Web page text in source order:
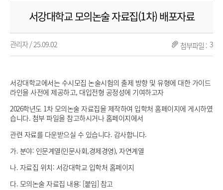
서강대학교 모의논술 자료집(1차) 배포자료
관리자 / 25.09.02 3
서강대학교에서는 수시모집 논술시험의 출제 방향 및 유형에 대한 가이드
라인을 사전에 제공하고, 대입전형 공정성에 기여하고자
2026학년도 1차 모의논술 자료집을 제작하여 입학처 홈페이지에 게시하였
습니다. 첨부 파일을 참고하시거나 홈페이지에서
관련 자료를 다운받으실 수 있습니다. 감사합니다.
가. 분야: 인문계열(인문사회,경제경영), 자연계열
나. 자료집 위치: 서강대학교 입학처 홈페이지
다. 모의논술 자료집 내용: [붙임] 참고